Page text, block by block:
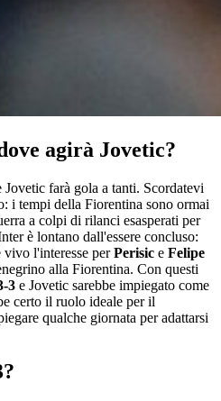
agirà Jovetic?
farà gola a tanti. Scordatevi
i tempi della Fiorentina sono ormai
a colpi di rilanci esasperati per
è lontano dall'essere concluso:
vivo l'interesse perPerisic e Felipe
alla Fiorentina. Con questi
3 e Jovetic sarebbe impiegato come
certo il ruolo ideale per il
qualche giornata per adattarsi